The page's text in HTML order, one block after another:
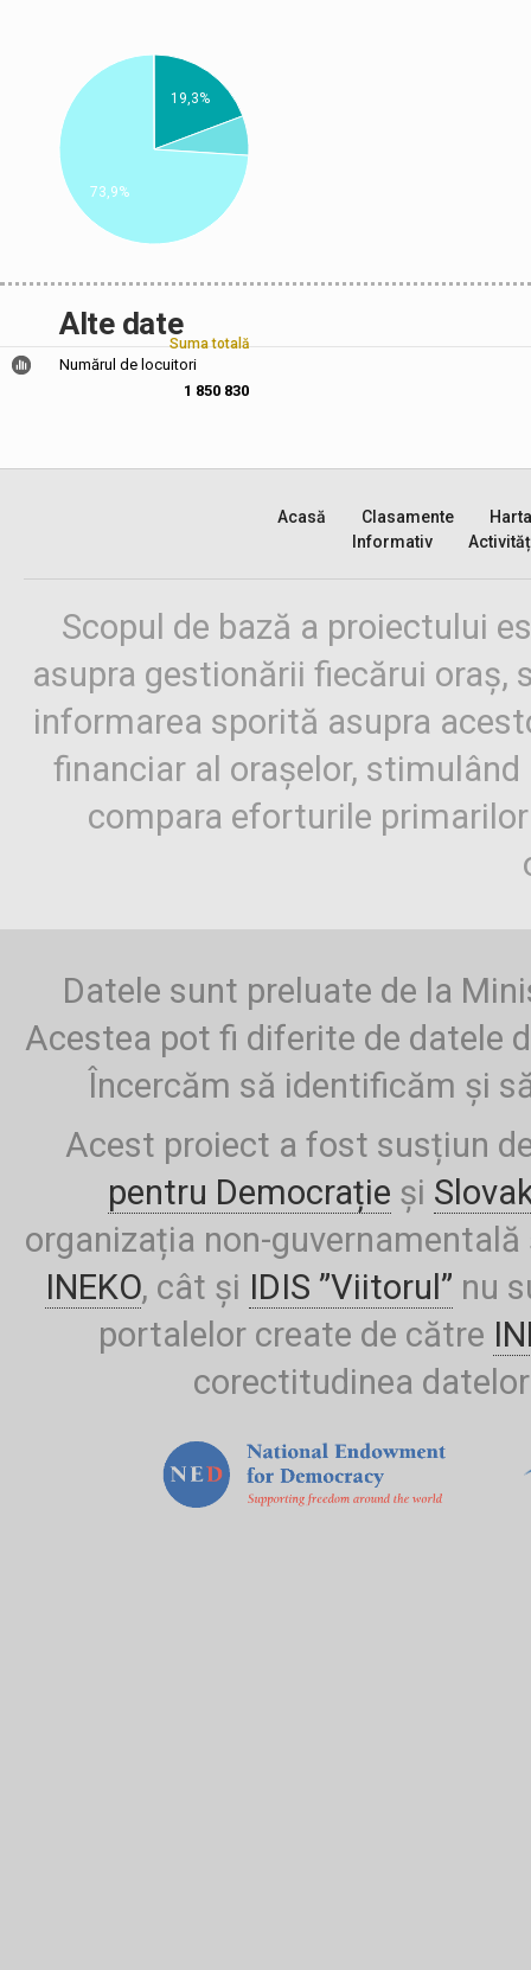
19,3%
73,9%
Alte date
Suma totală
Numărul de locuitori
1 850 830
Acasă Clasamente
Harta
Informativ
Scopul de bază a proiectului
asupra gestionării fiecărui oraș,
informarea sporită asupra
financiar al orașelor,
compara eforturile
Datele sunt preluate de la
Acestea pot fi diferite de datele
Încercăm să identificăm și
Acest proiect a fost susțiun
pentru Democrație și
organizația non-
INEKO, cât și IDIS ”Viitorul” nu
portalelor create de către
corectitudinea